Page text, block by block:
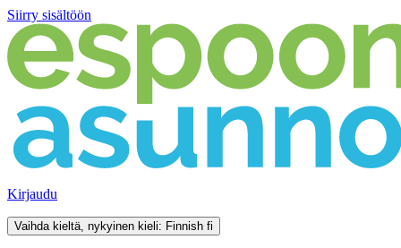
Siirry sisältöön
Kirjaudu
Vaihda kieltä, nykyinen kieli: Finnish fi